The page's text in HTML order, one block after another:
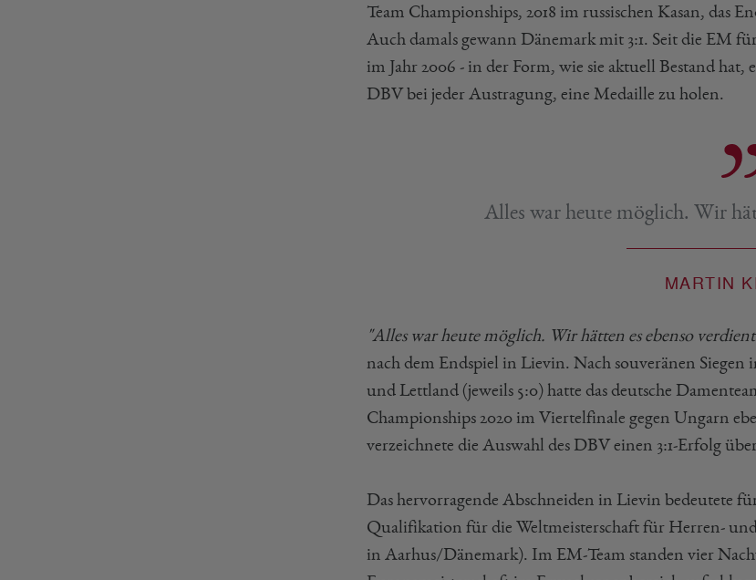
Team Championships, 2018 im russischen Kasan, das
Auch damals gewann Dänemark mit 3:1. Seit die EM
im Jahr 2006 - in der Form, wie sie aktuell Bestand
DBV bei jeder Austragung, eine Medaille zu holen.
Alles war heute möglich. Wir
MARTIN
"Alles war heute möglich. Wir hätten es ebenso
nach dem Endspiel in Lievin. Nach souveränen Siegen
und Lettland (jeweils 5:0) hatte das deutsche
Championships 2020 im Viertelfinale gegen Ungarn
verzeichnete die Auswahl des DBV einen 3:1-Erfolg
Das hervorragende Abschneiden in Lievin bedeutete
Qualifikation für die Weltmeisterschaft für Herren-
in Aarhus/Dänemark). Im EM-Team standen vier